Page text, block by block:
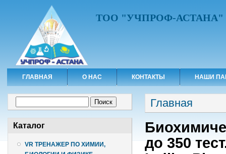
ТОО "УЧПРОФ-АСТАНА"
ГЛАВНАЯ О НАС КОНТАКТЫ НАШИ
Каталог
VR ТРЕНАЖЕР ПО ХИМИИ,
Вы здесь
Главная
до 350